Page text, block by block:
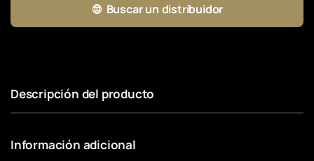
Buscar un distribuidor
Descripción del producto
Información adicional